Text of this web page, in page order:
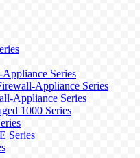
Series
Appliance Series
Appliance Series
1000 Series
Series